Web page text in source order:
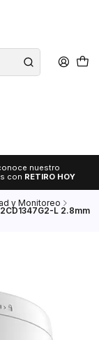
nuestro
con RETIRO HOY
y Monitoreo
L 2.8mm